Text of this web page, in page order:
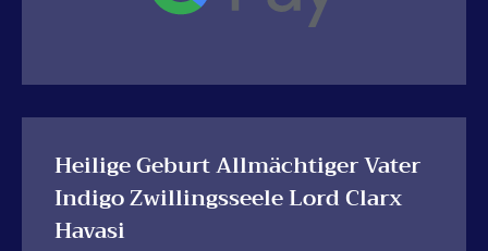
Heilige Geburt Allmächtiger Vater
Indigo Zwillingsseele Lord Clarx
Havasi